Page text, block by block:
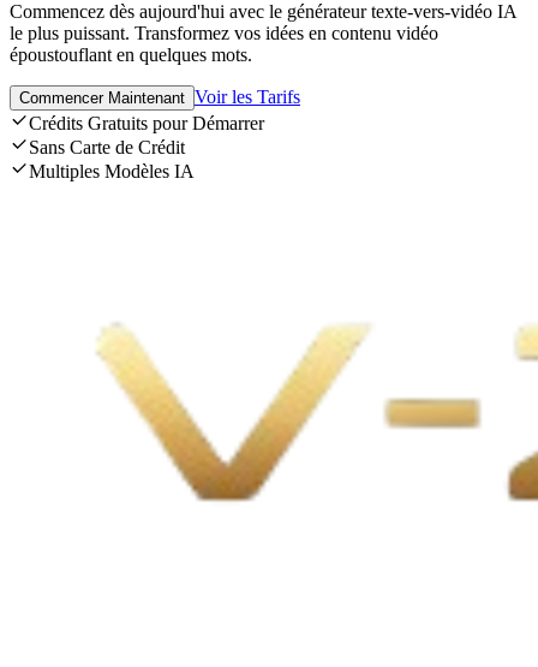
Commencez dès aujourd'hui avec le générateur texte-vers-vidéo IA
le plus puissant. Transformez vos idées en contenu vidéo
époustouflant en quelques mots.
Commencer Maintenant Voir les Tarifs
Crédits Gratuits pour Démarrer
Sans Carte de Crédit
Multiples Modèles IA